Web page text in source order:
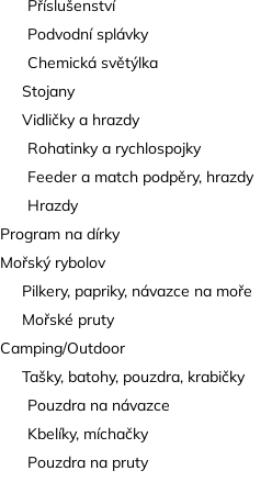
Příslušenství
Podvodní splávky
Chemická světýlka
Stojany
Vidličky a hrazdy
Rohatinky a rychlospojky
Feeder a match podpěry, hrazdy
Hrazdy
Program na dírky
Mořský rybolov
Pilkery, papriky, návazce na moře
Mořské pruty
Camping/Outdoor
Tašky, batohy, pouzdra, krabičky
Pouzdra na návazce
Kbelíky, míchačky
Pouzdra na pruty